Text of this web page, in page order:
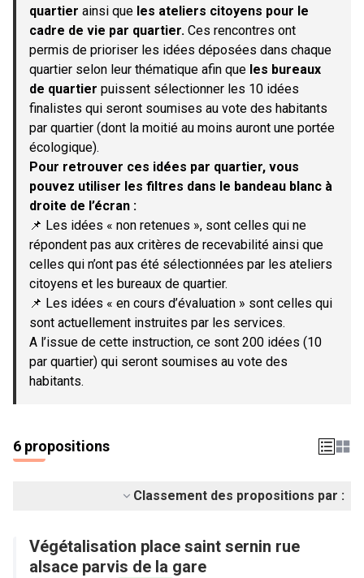
quartier ainsi que les ateliers citoyens pour le
cadre de vie par quartier. Ces rencontres ont
permis de prioriser les idées déposées dans chaque
quartier selon leur thématique afin que les bureaux
de quartier puissent sélectionner les 10 idées
finalistes qui seront soumises au vote des habitants
par quartier (dont la moitié au moins auront une portée
écologique).
Pour retrouver ces idées par quartier, vous
pouvez utiliser les filtres dans le bandeau blanc à
droite de l’écran :
📌 Les idées « non retenues », sont celles qui ne
répondent pas aux critères de recevabilité ainsi que
celles qui n’ont pas été sélectionnées par les ateliers
citoyens et les bureaux de quartier.
📌 Les idées « en cours d’évaluation » sont celles qui
sont actuellement instruites par les services.
A l’issue de cette instruction, ce sont 200 idées (10
par quartier) qui seront soumises au vote des
habitants.
6 propositions
Classement des propositions par :
Végétalisation place saint sernin rue
alsace parvis de la gare